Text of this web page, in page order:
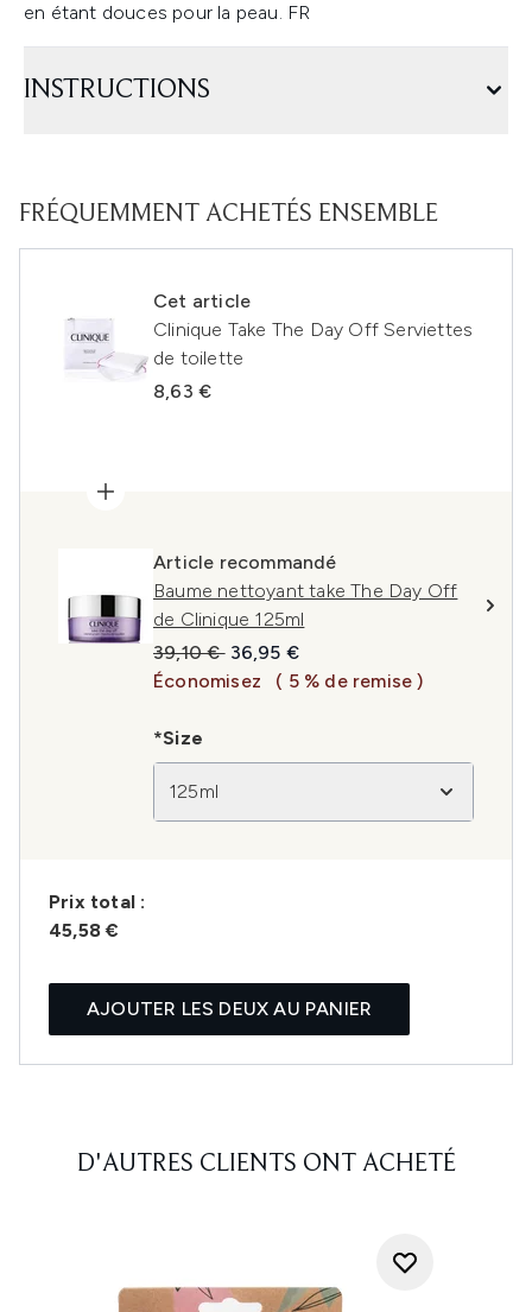
en étant douces pour la peau. FR
INSTRUCTIONS
FRÉQUEMMENT ACHETÉS ENSEMBLE
Cet article
Clinique Take The Day Off Serviettes
de toilette
8,63 €
Article recommandé
Baume nettoyant take The Day Off
de Clinique 125ml
Prix de vente :
39,10 € Prix ​​actuel :
36,95 €
Économisez
( 5 % de remise )
*Size
125ml
Prix ​​total :
45,58 €
AJOUTER LES DEUX AU PANIER
D'AUTRES CLIENTS ONT ACHETÉ